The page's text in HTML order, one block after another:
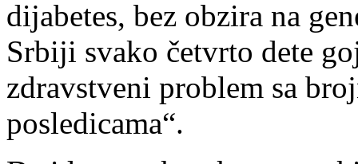
dijabetes, bez obzira na
Srbiji svako četvrto dete
zdravstveni problem sa
posledicama“.